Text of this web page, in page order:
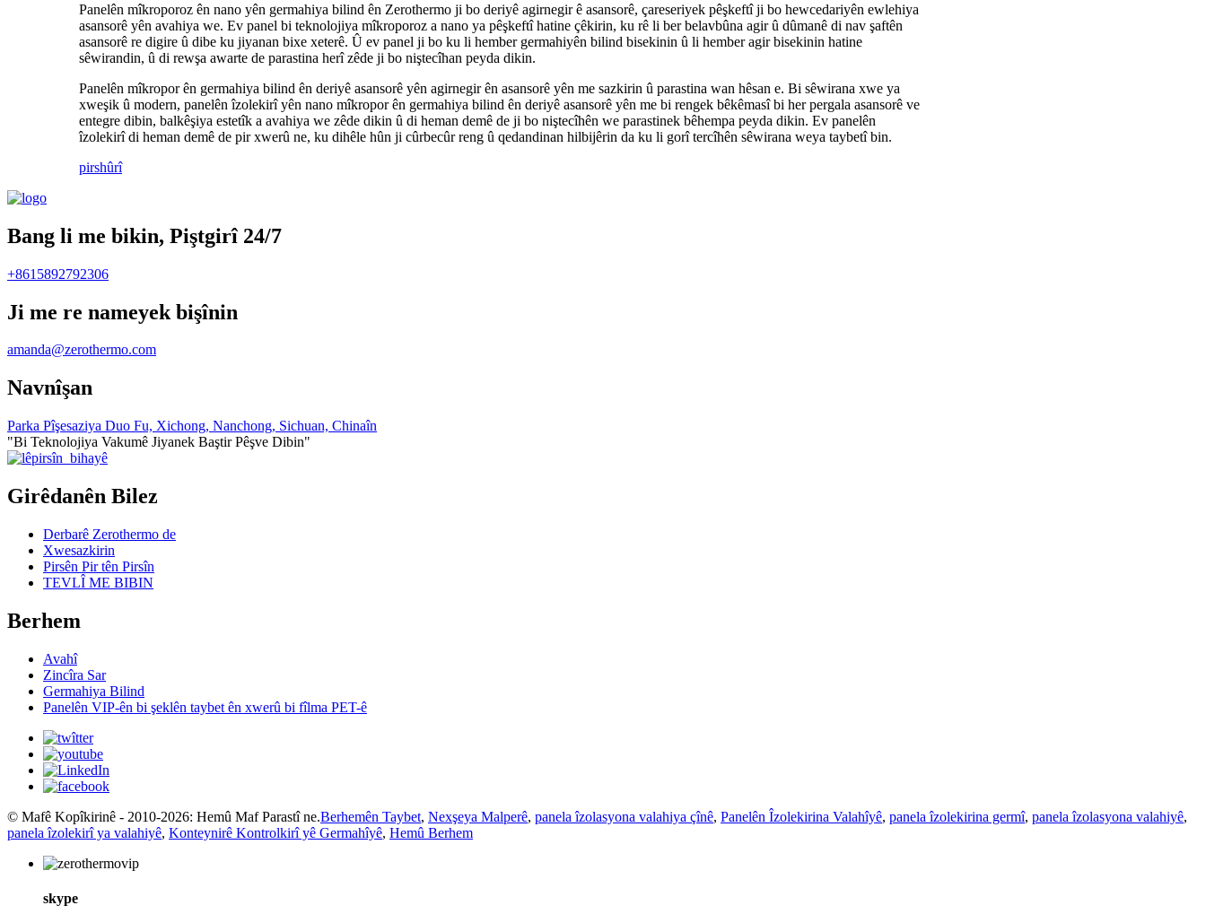
Panelên mîkroporoz ên nano yên germahiya bilind ên Zerothermo ji bo deriyê agirnegir ê asansorê, çareseriyek pêşkeftî ji bo hewcedariyên ewlehiya
asansorê yên avahiya we. Ev panel bi teknolojiya mîkroporoz a nano ya pêşkeftî hatine çêkirin, ku rê li ber belavbûna agir û dûmanê di nav şaftên
asansorê re digire û dibe ku jiyanan bixe xeterê. Û ev panel ji bo ku li hember germahiyên bilind bisekinin û li hember agir bisekinin hatine
sêwirandin, û di rewşa awarte de parastina herî zêde ji bo niştecîhan peyda dikin.
Panelên mîkropor ên germahiya bilind ên deriyê asansorê yên agirnegir ên asansorê yên me sazkirin û parastina wan hêsan e. Bi sêwirana xwe ya
xweşik û modern, panelên îzolekirî yên nano mîkropor ên germahiya bilind ên deriyê asansorê yên me bi rengek bêkêmasî bi her pergala asansorê ve
entegre dibin, balkêşiya estetîk a avahiya we zêde dikin û di heman demê de ji bo niştecîhên we parastinek bêhempa peyda dikin. Ev panelên
îzolekirî di heman demê de pir xwerû ne, ku dihêle hûn ji cûrbecûr reng û qedandinan hilbijêrin da ku li gorî tercîhên sêwirana weya taybetî bin.
pirshûrî
Bang li me bikin, Piştgirî 24/7
+8615892792306
Ji me re nameyek bişînin
amanda@zerothermo.com
Navnîşan
Parka Pîşesaziya Duo Fu, Xichong, Nanchong, Sichuan, Chinaîn
"Bi Teknolojiya Vakumê Jiyanek Baştir Pêşve Dibin"
Girêdanên Bilez
Derbarê Zerothermo de
Xwesazkirin
Pirsên Pir tên Pirsîn
TEVLÎ ME BIBIN
Berhem
Avahî
Zincîra Sar
Germahiya Bilind
Panelên VIP-ên bi şeklên taybet ên xwerû bi fîlma PET-ê
© Mafê Kopîkirinê - 2010-2026: Hemû Maf Parastî ne.Berhemên Taybet, Nexşeya Malperê, panela îzolasyona valahiya çînê, Panelên Îzolekirina Valahîyê, panela îzolekirina germî, panela îzolasyona valahiyê,
panela îzolekirî ya valahiyê, Konteynirê Kontrolkirî yê Germahîyê, Hemû Berhem
skype